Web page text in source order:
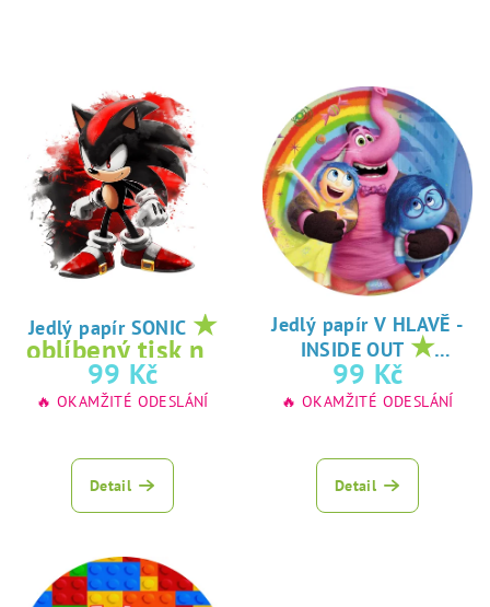
Jedlý papír SONIC ★
oblíbený tisk na
jedlý papír
99 Kč
🔥 OKAMŽITÉ ODESLÁNÍ
Detail
Jedlý papír V HLAVĚ -
INSIDE OUT ★
oblíbený tisk na
jedlý papír
99 Kč
🔥 OKAMŽITÉ ODESLÁNÍ
Detail